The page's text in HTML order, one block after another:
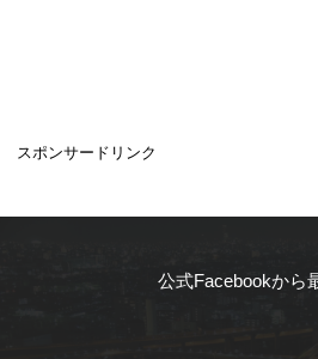
スポンサードリンク
公式Facebookから